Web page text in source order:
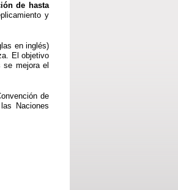
de hasta
y
en inglés)
El objetivo
mejora el
de
Naciones